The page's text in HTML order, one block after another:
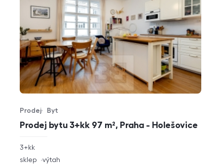
Prodej bytu 3+kk 97 m², Praha - Holešovice
Typ nabídky
Prodej
Typ nemovitosti
Byt
rozměry
dispozice
3+kk
funkce
sklep výtah